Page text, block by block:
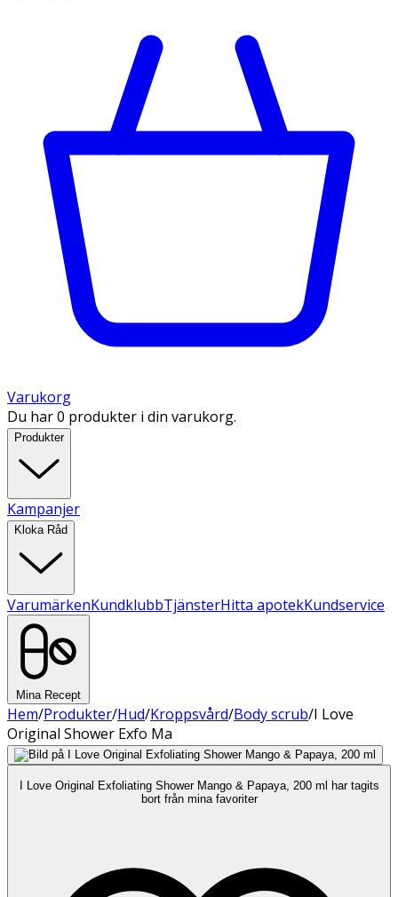
Varukorg
Du har 0 produkter i din varukorg.
Produkter
Kampanjer
Kloka Råd
VarumärkenKundklubbTjänsterHitta apotekKundservice
Mina Recept
Hem/Produkter/Hud/Kroppsvård/Body scrub/I Love
Original Shower Exfo Ma
I Love Original Exfoliating Shower Mango & Papaya, 200 ml har tagits
bort från mina favoriter